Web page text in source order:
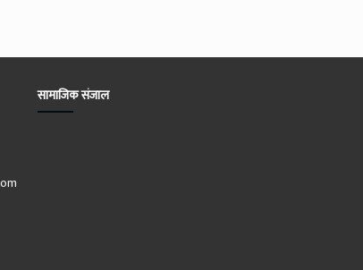
सामाजिक संजाल